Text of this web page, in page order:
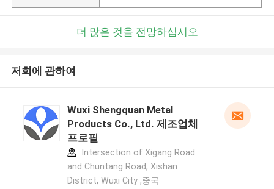
더 많은 것을 전망하십시오
저희에 관하여
Wuxi Shengquan Metal
Products Co., Ltd. 제조업체
프로필
Intersection of Xigang Road
and Chuntang Road, Xishan
District, Wuxi City ,중국